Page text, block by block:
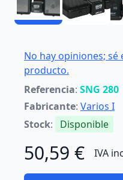
No hay opiniones;
producto.
Referencia: SNG 280
Fabricante: Varios I
Stock: Disponible
50,59 € IVA